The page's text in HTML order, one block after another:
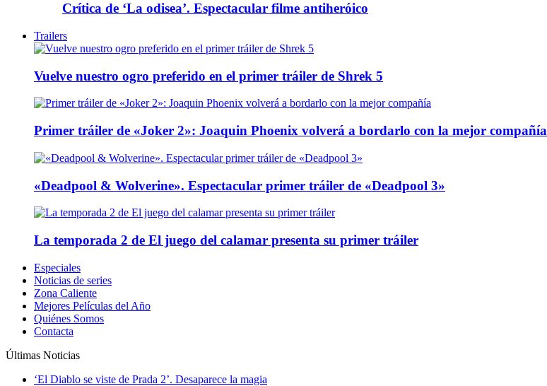
Crítica de ‘La odisea’. Espectacular filme antiheróico
Trailers
Vuelve nuestro ogro preferido en el primer tráiler de Shrek 5
Primer tráiler de «Joker 2»: Joaquin Phoenix volverá a bordarlo con la mejor compañía
«Deadpool & Wolverine». Espectacular primer tráiler de «Deadpool 3»
La temporada 2 de El juego del calamar presenta su primer tráiler
Especiales
Noticias de series
Zona Caliente
Mejores Películas del Año
Quiénes Somos
Contacta
Últimas Noticias
‘El Diablo se viste de Prada 2’. Desaparece la magia